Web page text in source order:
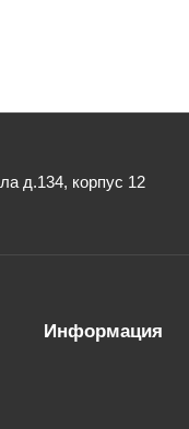
д.134, корпус 12
Информация